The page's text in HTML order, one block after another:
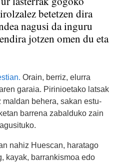
betetzen dira
nagusi da inguru
jotzen omen du eta
Orain, berriz, elurra
garaia. Pirinioetako latsak
behera, sakan estu-
barrena zabalduko zain
nahiz Huescan, haratago
kayak, barrankismoa edo